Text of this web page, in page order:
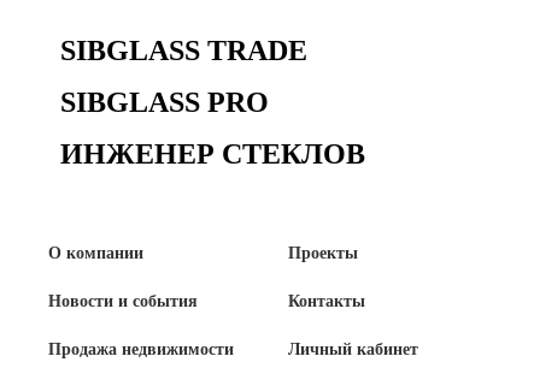
Контакты
+7 (391) 278-77-77
SIBGLASS TRADE
SIBGLASS PRO
ИНЖЕНЕР СТЕКЛОВ
О компании
Новости и события
Продажа недвижимости
Проекты
Контакты
Личный кабинет